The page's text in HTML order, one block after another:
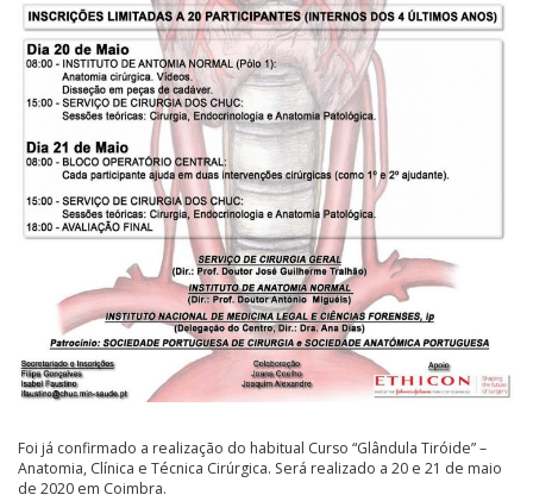
Foi já confirmado a realização do habitual Curso “Glândula Tiróide” –
Anatomia, Clínica e Técnica Cirúrgica. Será realizado a 20 e 21 de maio
de 2020 em Coimbra.